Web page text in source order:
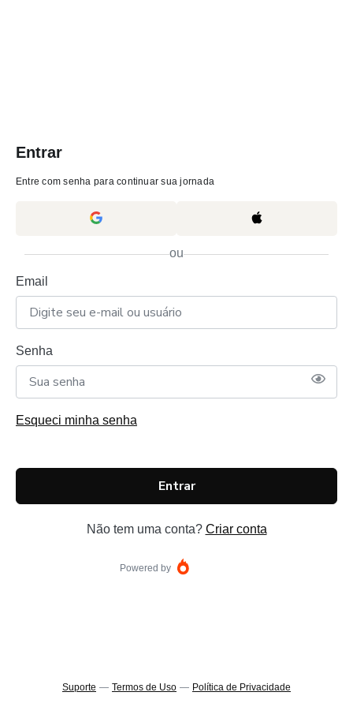
Entrar
Entre com senha para continuar sua jornada
ou
Email
Senha
Esqueci minha senha
Entrar
Não tem uma conta? Criar conta
Powered by
Suporte — Termos de Uso — Política de Privacidade